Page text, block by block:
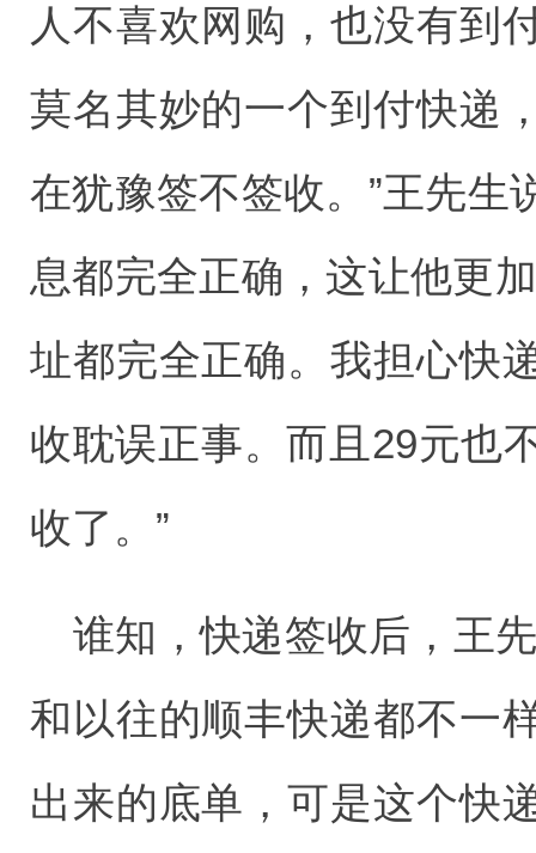
人不喜欢网购，也没有到
莫名其妙的一个到付快递
在犹豫签不签收。”王先生
息都完全正确，这让他更
址都完全正确。我担心快
收耽误正事。而且29元也
收了。”
谁知，快递签收后，王
和以往的顺丰快递都不一
出来的底单，可是这个快